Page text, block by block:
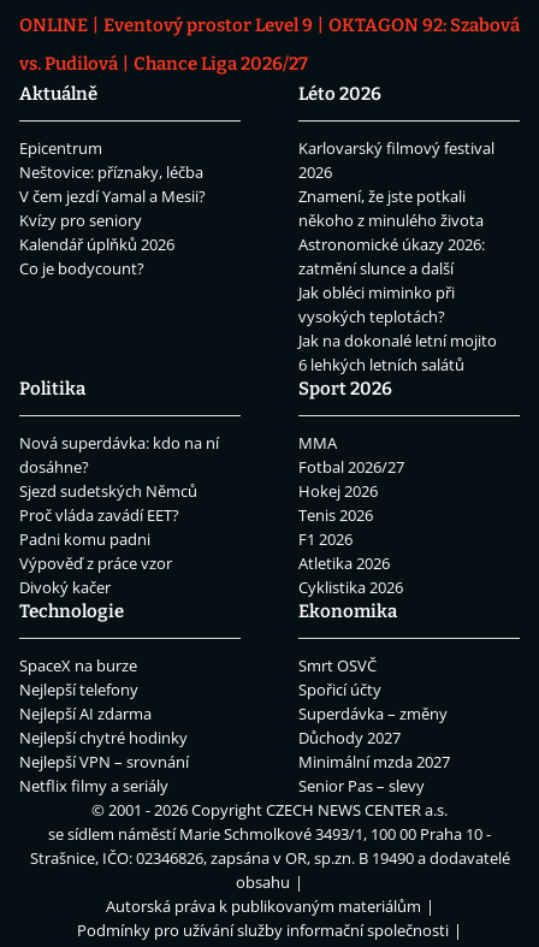
ONLINE
Eventový prostor Level 9
OKTAGON 92: Szabová
vs. Pudilová
Chance Liga 2026/27
Aktuálně
Epicentrum
Neštovice: příznaky, léčba
V čem jezdí Yamal a Mesii?
Kvízy pro seniory
Kalendář úplňků 2026
Co je bodycount?
Léto 2026
Karlovarský filmový festival
2026
Znamení, že jste potkali
někoho z minulého života
Astronomické úkazy 2026:
zatmění slunce a další
Jak obléci miminko při
vysokých teplotách?
Jak na dokonalé letní mojito
6 lehkých letních salátů
Politika
Nová superdávka: kdo na ní
dosáhne?
Sjezd sudetských Němců
Proč vláda zavádí EET?
Padni komu padni
Výpověď z práce vzor
Divoký kačer
Sport 2026
MMA
Fotbal 2026/27
Hokej 2026
Tenis 2026
F1 2026
Atletika 2026
Cyklistika 2026
Technologie
SpaceX na burze
Nejlepší telefony
Nejlepší AI zdarma
Nejlepší chytré hodinky
Nejlepší VPN – srovnání
Netflix filmy a seriály
Ekonomika
Smrt OSVČ
Spořicí účty
Superdávka – změny
Důchody 2027
Minimální mzda 2027
Senior Pas – slevy
© 2001 - 2026 CopyrightCZECH NEWS CENTER a.s.
se sídlem náměstí Marie Schmolkové 3493/1, 100 00 Praha 10 -
Strašnice, IČO: 02346826, zapsána v OR, sp.zn. B 19490 a dodavatelé
obsahu
Autorská práva k publikovaným materiálům
Podmínky pro užívání služby informační společnosti